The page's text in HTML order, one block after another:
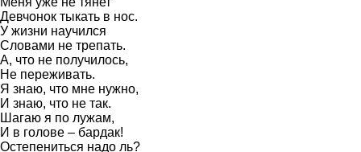
Девчонок тыкать в нос.
У жизни научился
Словами не трепать.
А, что не получилось,
Не переживать.
Я знаю, что мне нужно,
И знаю, что не так.
Шагаю я по лужам,
И в голове – бардак!
Остепениться надо ль?